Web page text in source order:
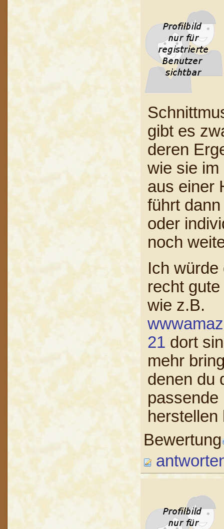
gibt es
deren
wie sie im
aus einer
führt
oder
noch
Ich
recht
wie z.B.
21 dort
mehr
denen du
passende
herstellen
Bewertung